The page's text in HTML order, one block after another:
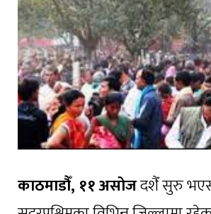
काठमाडौँ, ११ असोजदशैँ सुरु